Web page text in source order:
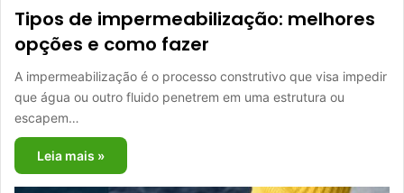
Tipos de impermeabilização: melhores
opções e como fazer
A impermeabilização é o processo construtivo que visa impedir
que água ou outro fluido penetrem em uma estrutura ou
escapem…
Leia mais »